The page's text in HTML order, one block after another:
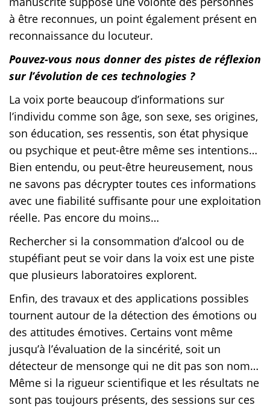
à être reconnues, un point également présent en
reconnaissance du locuteur.
Pouvez-vous nous donner des pistes de réflexion
sur l’évolution de ces technologies ?
La voix porte beaucoup d’informations sur
l’individu comme son âge, son sexe, ses origines,
son éducation, ses ressentis, son état physique
ou psychique et peut-être même ses intentions…
Bien entendu, ou peut-être heureusement, nous
ne savons pas décrypter toutes ces informations
avec une fiabilité suffisante pour une exploitation
réelle. Pas encore du moins…
Rechercher si la consommation d’alcool ou de
stupéfiant peut se voir dans la voix est une piste
que plusieurs laboratoires explorent.
Enfin, des travaux et des applications possibles
tournent autour de la détection des émotions ou
des attitudes émotives. Certains vont même
jusqu’à l’évaluation de la sincérité, soit un
détecteur de mensonge qui ne dit pas son nom…
Même si la rigueur scientifique et les résultats ne
sont pas toujours présents, des sessions sur ces